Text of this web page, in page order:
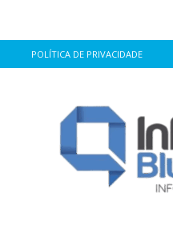
POLÍTICA DE PRIVACIDADE